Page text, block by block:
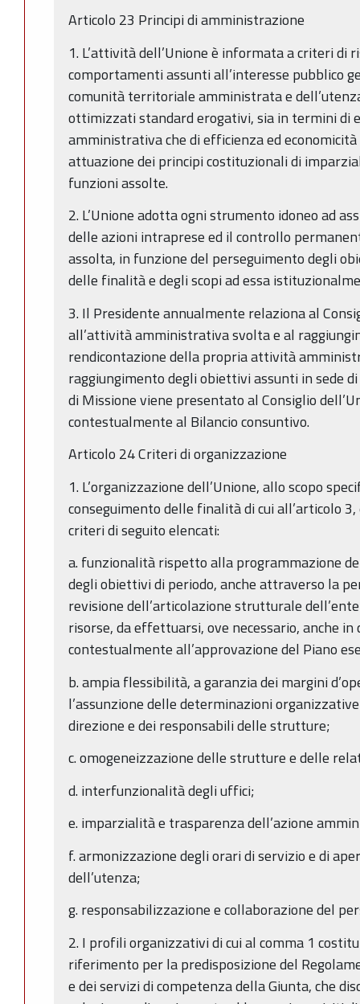
Articolo 23 Principi di amministrazione
1. L’attività dell’Unione è informata a criteri di
comportamenti assunti all’interesse pubblico
comunità territoriale amministrata e
ottimizzati standard erogativi, sia in termini di
amministrativa che di efficienza ed
attuazione dei principi costituzionali di
funzioni assolte.
2. L’Unione adotta ogni strumento idoneo ad
delle azioni intraprese ed il controllo
assolta, in funzione del perseguimento degli
delle finalità e degli scopi ad essa
3. Il Presidente annualmente relaziona al
all’attività amministrativa svolta e al
rendicontazione della propria attività
raggiungimento degli obiettivi assunti in sede
di Missione viene presentato al Consiglio
contestualmente al Bilancio consuntivo.
Articolo 24 Criteri di organizzazione
1. L’organizzazione dell’Unione, allo scopo
conseguimento delle finalità di cui all’articolo
criteri di seguito elencati:
a. funzionalità rispetto alla programmazione
degli obiettivi di periodo, anche attraverso la
revisione dell’articolazione strutturale
risorse, da effettuarsi, ove necessario, anche in
contestualmente all’approvazione del Piano
b. ampia flessibilità, a garanzia dei margini
l’assunzione delle determinazioni
direzione e dei responsabili delle strutture;
c. omogeneizzazione delle strutture e delle
d. interfunzionalità degli uffici;
e. imparzialità e trasparenza dell’azione
f. armonizzazione degli orari di servizio e di
dell’utenza;
g. responsabilizzazione e collaborazione del
2. I profili organizzativi di cui al comma 1
riferimento per la predisposizione del
e dei servizi di competenza della Giunta, che